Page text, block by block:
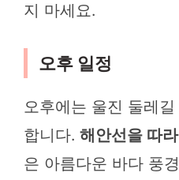
지 마세요.
오후 일정
오후에는 울진 둘레
합니다. 해안선을 따
은 아름다운 바다 풍